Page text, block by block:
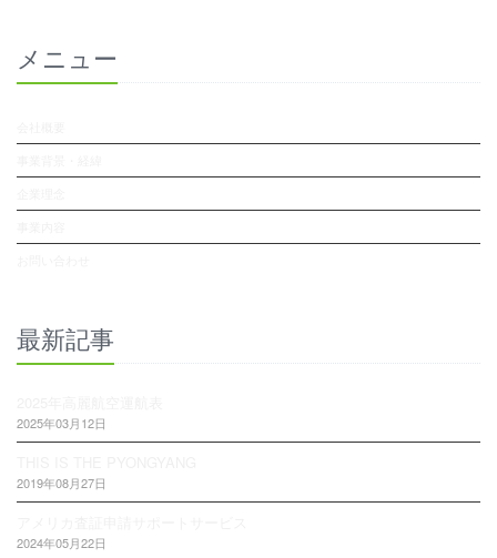
メニュー
最新記事
2025年03月12日
2019年08月27日
2024年05月22日